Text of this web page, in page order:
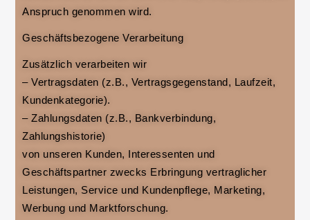
Anspruch genommen wird.
Geschäftsbezogene Verarbeitung
Zusätzlich verarbeiten wir
– Vertragsdaten (z.B., Vertragsgegenstand, Laufzeit,
Kundenkategorie).
– Zahlungsdaten (z.B., Bankverbindung,
Zahlungshistorie)
von unseren Kunden, Interessenten und
Geschäftspartner zwecks Erbringung vertraglicher
Leistungen, Service und Kundenpflege, Marketing,
Werbung und Marktforschung.